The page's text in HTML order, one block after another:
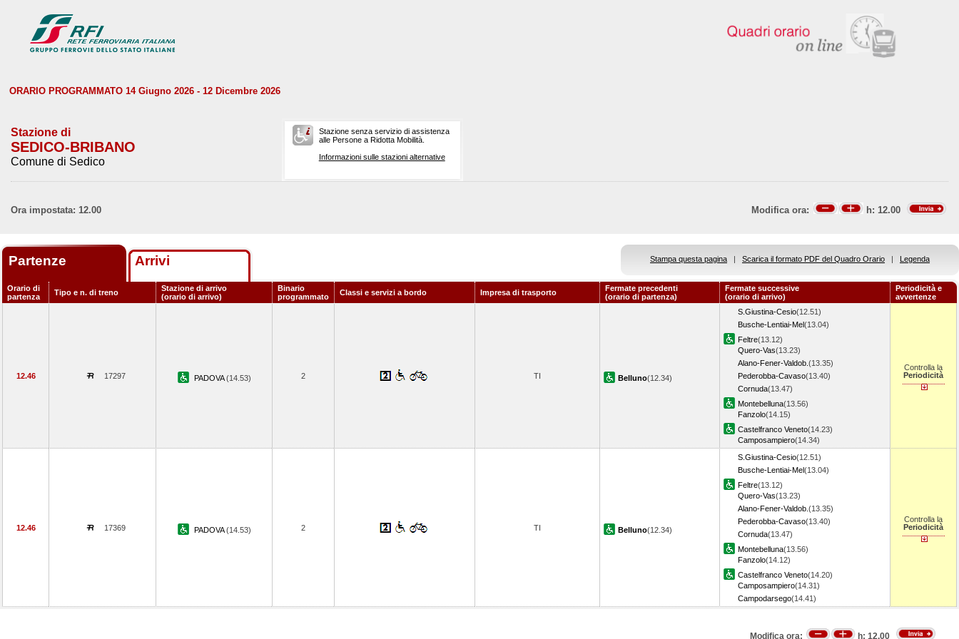
ORARIO PROGRAMMATO 14 Giugno 2026 - 12 Dicembre 2026
Stazione di
SEDICO-BRIBANO
Comune di Sedico
Stazione senza servizio di assistenza
alle Persone a Ridotta Mobilità.
Informazioni sulle stazioni alternative
Ora impostata: 12.00 Modifica ora: h: 12.00
Partenze Arrivi Stampa questa pagina | Scarica il formato PDF del Quadro Orario | Legenda
Orario di
partenza
Tipo e n. di treno
Stazione di arrivo
(orario di arrivo)
Binario
programmato
Classi e servizi a bordo Impresa di trasporto
Fermate precedenti
(orario di partenza)
Fermate successive
(orario di arrivo)
Periodicità e
avvertenze
12.46 17297 PADOVA(14.53) 2 TI Belluno(12.34)
S.Giustina-Cesio(12.51)
Busche-Lentiai-Mel(13.04)
Feltre(13.12)
Quero-Vas(13.23)
Alano-Fener-Valdob. (13.35)
Pederobba-Cavaso(13.40)
Cornuda(13.47)
Montebelluna(13.56)
Fanzolo(14.15)
Castelfranco Veneto(14.23)
Camposampiero(14.34)
Controlla la
Periodicità
12.46 17369 PADOVA(14.53) 2 TI Belluno(12.34)
S.Giustina-Cesio(12.51)
Busche-Lentiai-Mel(13.04)
Feltre(13.12)
Quero-Vas(13.23)
Alano-Fener-Valdob. (13.35)
Pederobba-Cavaso(13.40)
Cornuda(13.47)
Montebelluna(13.56)
Fanzolo(14.12)
Castelfranco Veneto(14.20)
Camposampiero(14.31)
Campodarsego(14.41)
Controlla la
Periodicità
Modifica ora: h: 12.00